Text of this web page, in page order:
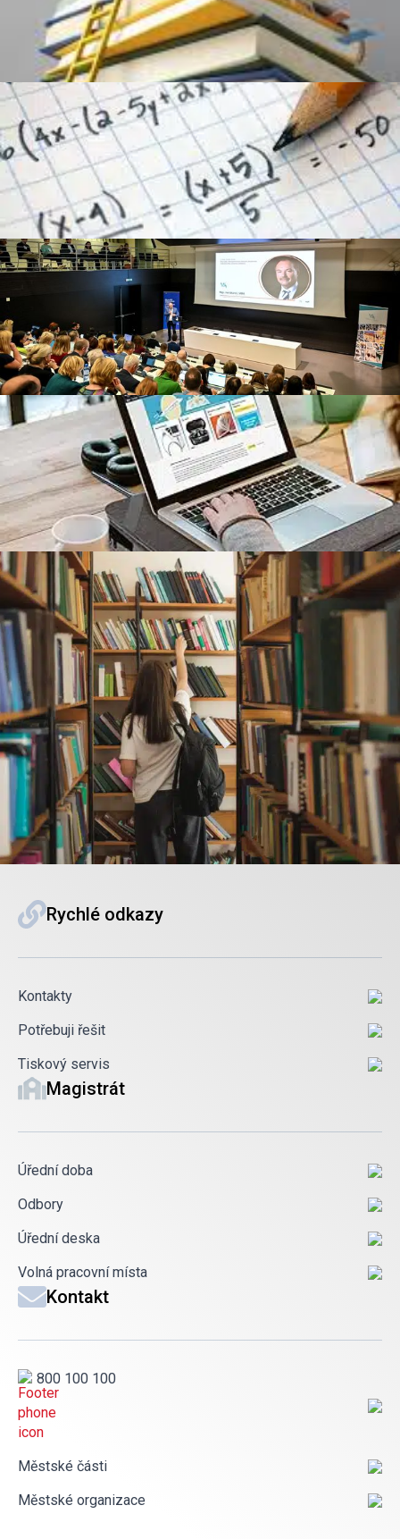
Rychlé odkazy
Kontakty
Potřebuji řešit
Tiskový servis
Magistrát
Úřední doba
Odbory
Úřední deska
Volná pracovní místa
Kontakt
800 100 100
Městské části
Městské organizace